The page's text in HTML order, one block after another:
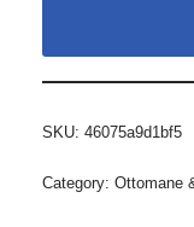
SKU: 46075a9d1bf5
Category: Ottomane